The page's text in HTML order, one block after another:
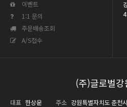
이벤트
1:1 문의
주문배송조회
A/S접수
(주)글로벌강
대표 한상운 주소 강원특별자치도 춘천